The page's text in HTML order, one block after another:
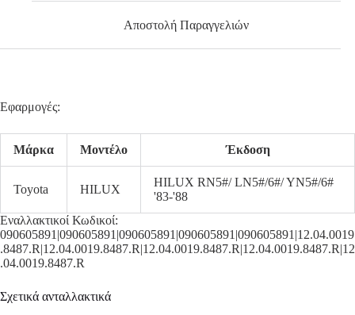
Αποστολή Παραγγελιών
Εφαρμογές:
Μάρκα Μοντέλο Έκδοση
Toyota HILUX
HILUX RN5#/ LN5#/6#/ YN5#/6#
'83-'88
Εναλλακτικοί Κωδικοί:
090605891|090605891|090605891|090605891|090605891|12.04.0019
.8487.R|12.04.0019.8487.R|12.04.0019.8487.R|12.04.0019.8487.R|12
.04.0019.8487.R
Σχετικά ανταλλακτικά